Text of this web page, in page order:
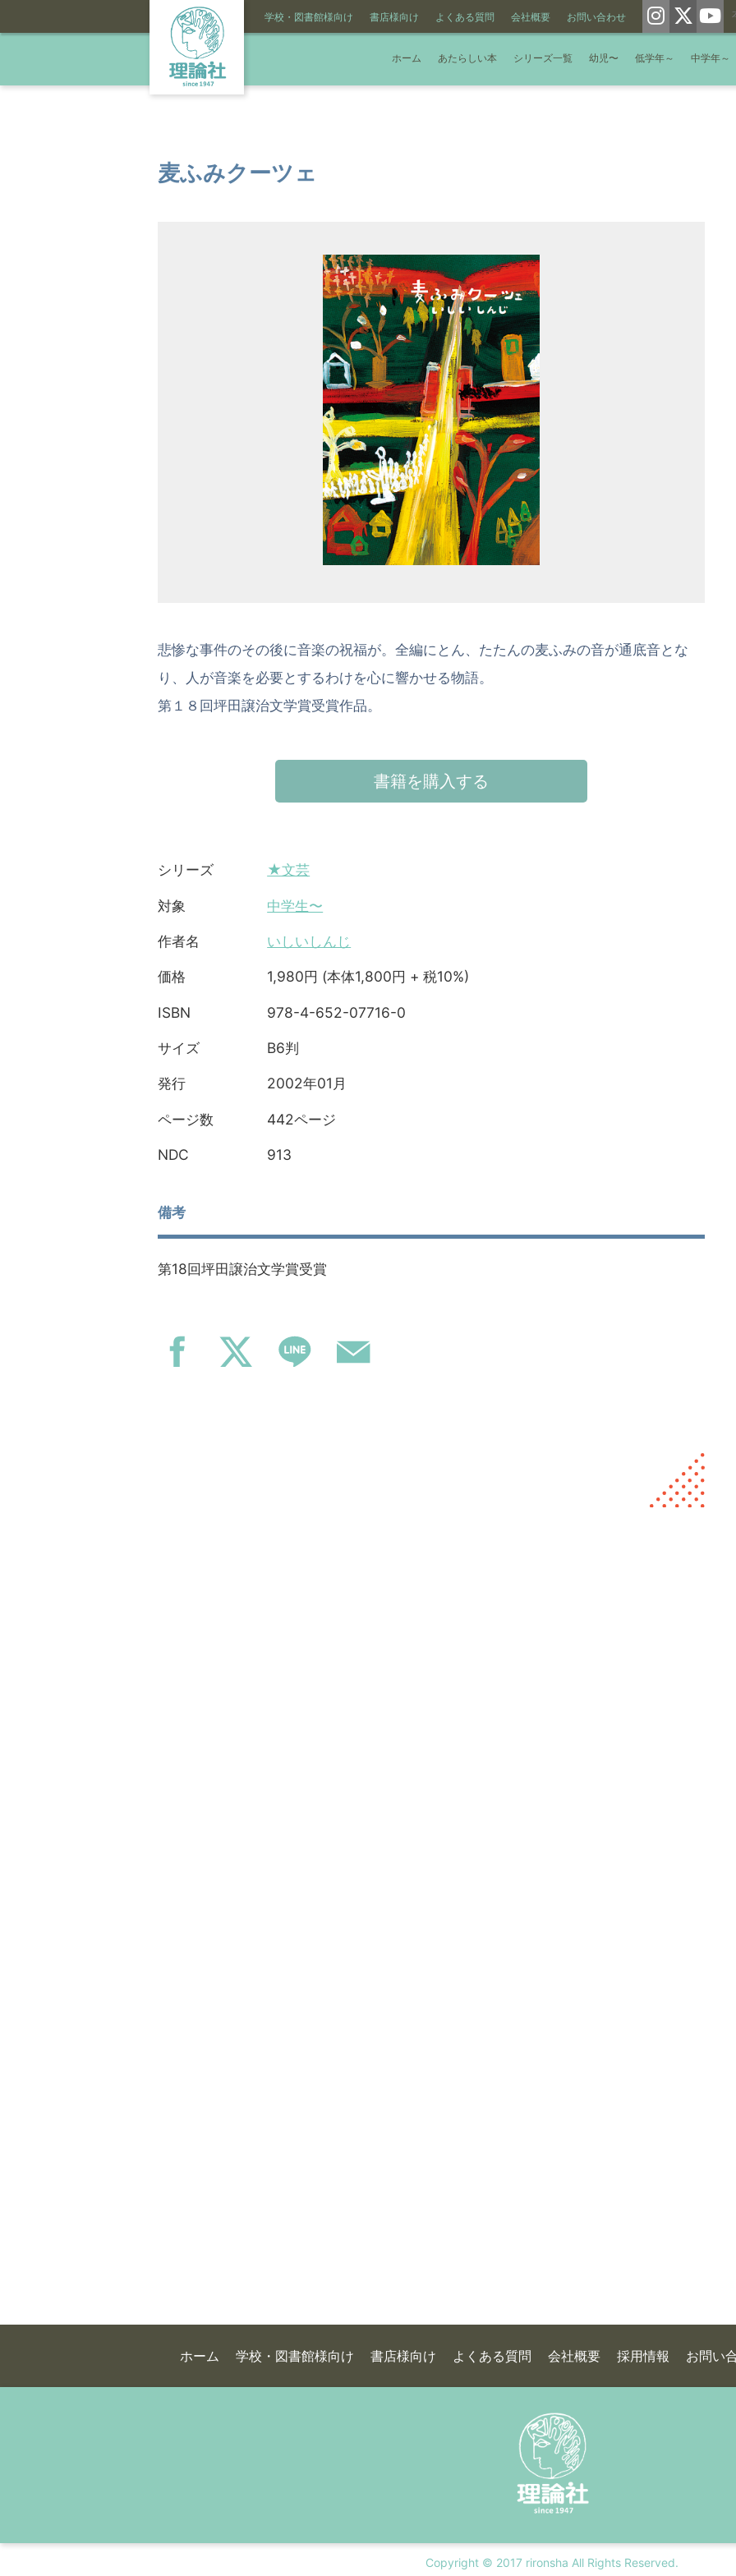
学校・図書館様向け 書店様向け よくある質問 会社概要 お問い合わせ
ホーム あたらしい本 シリーズ一覧 幼児〜 低学年～ 中学年～
麦ふみクーツェ
悲惨な事件のその後に音楽の祝福が。全編にとん、たたんの麦ふみの音が通底音とな
り、人が音楽を必要とするわけを心に響かせる物語。
第１８回坪田譲治文学賞受賞作品。
書籍を購入する
シリーズ ★文芸
対象 中学生〜
作者名 いしいしんじ
価格 1,980円 (本体1,800円 + 税10%)
ISBN 978-4-652-07716-0
サイズ B6判
発行 2002年01月
ページ数 442ページ
NDC 913
備考
第18回坪田譲治文学賞受賞
ホーム 学校・図書館様向け 書店様向け よくある質問 会社概要 採用情報 お問い
Copyright © 2017 rironsha All Rights Reserved.